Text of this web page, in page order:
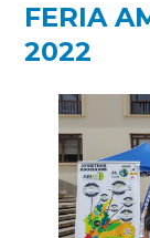
FERIA
2022